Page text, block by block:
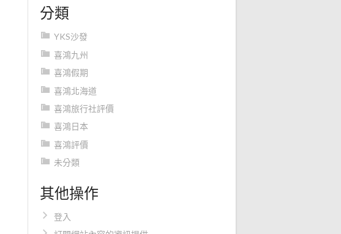
分類
YKS沙發
喜鴻九州
喜鴻假期
喜鴻北海道
喜鴻旅行社評價
喜鴻日本
喜鴻評價
未分類
其他操作
登入